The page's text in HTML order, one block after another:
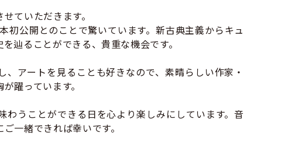
ていただきます。
初公開とのことで驚いています。新古典主義からキュ
辿ることができる、貴重な機会です。
アートを見ることも好きなので、素晴らしい作家・
躍っています。
うことができる日を心より楽しみにしています。音
一緒できれば幸いです。